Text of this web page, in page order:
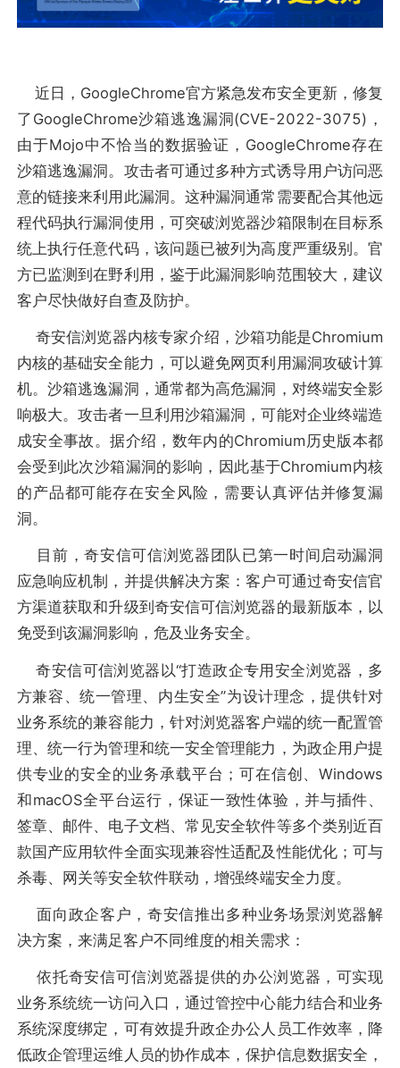
近日，GoogleChrome官方紧急发布安全更新，修复
了GoogleChrome沙箱逃逸漏洞(CVE-2022-3075)，
由于Mojo中不恰当的数据验证，GoogleChrome存在
沙箱逃逸漏洞。攻击者可通过多种方式诱导用户访问恶
意的链接来利用此漏洞。这种漏洞通常需要配合其他远
程代码执行漏洞使用，可突破浏览器沙箱限制在目标系
统上执行任意代码，该问题已被列为高度严重级别。官
方已监测到在野利用，鉴于此漏洞影响范围较大，建议
客户尽快做好自查及防护。
奇安信浏览器内核专家介绍，沙箱功能是Chromium
内核的基础安全能力，可以避免网页利用漏洞攻破计算
机。沙箱逃逸漏洞，通常都为高危漏洞，对终端安全影
响极大。攻击者一旦利用沙箱漏洞，可能对企业终端造
成安全事故。据介绍，数年内的Chromium历史版本都
会受到此次沙箱漏洞的影响，因此基于Chromium内核
的产品都可能存在安全风险，需要认真评估并修复漏
洞。
目前，奇安信可信浏览器团队已第一时间启动漏洞
应急响应机制，并提供解决方案：客户可通过奇安信官
方渠道获取和升级到奇安信可信浏览器的最新版本，以
免受到该漏洞影响，危及业务安全。
奇安信可信浏览器以“打造政企专用安全浏览器，多
方兼容、统一管理、内生安全”为设计理念，提供针对
业务系统的兼容能力，针对浏览器客户端的统一配置管
理、统一行为管理和统一安全管理能力，为政企用户提
供专业的安全的业务承载平台；可在信创、Windows
和macOS全平台运行，保证一致性体验，并与插件、
签章、邮件、电子文档、常见安全软件等多个类别近百
款国产应用软件全面实现兼容性适配及性能优化；可与
杀毒、网关等安全软件联动，增强终端安全力度。
面向政企客户，奇安信推出多种业务场景浏览器解
决方案，来满足客户不同维度的相关需求：
依托奇安信可信浏览器提供的办公浏览器，可实现
业务系统统一访问入口，通过管控中心能力结合和业务
系统深度绑定，可有效提升政企办公人员工作效率，降
低政企管理运维人员的协作成本，保护信息数据安全，